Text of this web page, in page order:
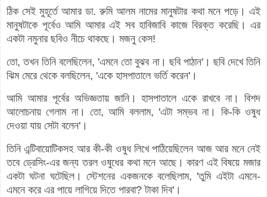
ঠিক সেই মুহূর্তে আমার ডা. রুমি আলম নামের মানুষটার কথা মনে পড়ে। এই
মানুষটাকে পূর্বেও আমি আমার এই সব হাবিজাবি কাজে বিরক্ত করেছি। এর
একটা নমুনার ছবিও নীচে থাকছে। মজনু কেস!
তো, তখন তিনি বলেছিলেন, 'এমনে তো বুঝব না। ছবি পাঠান'। ছবি দেখে তিনি
ঝিম মেরে থেকে বলছিলেন, 'একে হাসপাতালে ভর্তি করেন'।
আমি আমার পূর্বের অভিজ্ঞতায় জানি। হাসপাতালে একে রাখবে না। বিশদ
আলোচনায় গেলাম না। তো, আমি বললাম, 'এটা সম্ভব না। কি-কি ওষুধ
দেওয়া যায় সেটা বলেন'।
তিনি এন্টিবায়োটিকসহ আর কী-কী ওষুধ লিখে পাঠিয়েছিলেন আজ আর মনে নেই
তবে ড্রেসিং-এর জন্য তরল ওষুধের কথা মনে আছে। কারণ এই বিষয়ে মজার
একটা ঘটনা ঘটেছিল। স্টেশনের একজনকে বলেছিলাম, 'তুমি এইটা এমনে-
এমনে করে এর পায়ে লাগিয়ে দিতে পারবা? টাকা দিব'।